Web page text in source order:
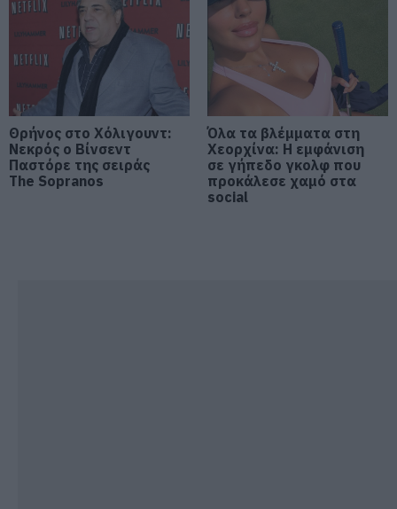
Εύβοια;
08.08.2026 | 12:20
Καύσωνας και πολλά μποφόρ
αύριο στην Εύβοια! Συνεδρίασε η
επιτροπή εκτίμησης κινδύνου
08.08.2026 | 12:00
Εύβοια: Οι ισχυροί άνεμοι
έσπασαν μεγάλο πεύκο σε αυλή
Θρήνος στο Χόλιγουντ:
Νεκρός ο Βίνσεντ
Παστόρε της σειράς
The Sopranos
Όλα τα βλέμματα στη
Χεορχίνα: Η εμφάνιση
σε γήπεδο γκολφ που
προκάλεσε χαμό στα
social